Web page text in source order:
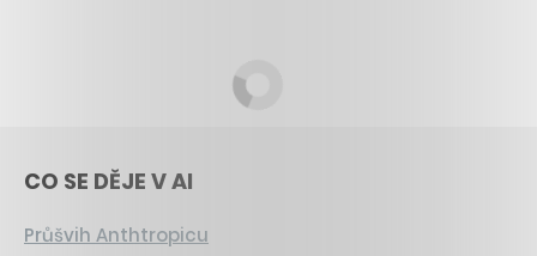
CO SE DĚJE V AI
Průšvih Anthtropicu